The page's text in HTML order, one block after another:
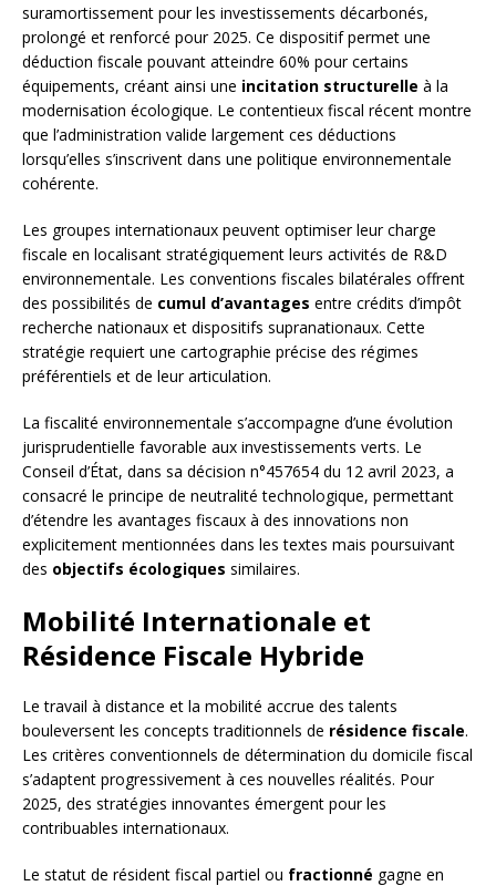
suramortissement pour les investissements décarbonés,
prolongé et renforcé pour 2025. Ce dispositif permet une
déduction fiscale pouvant atteindre 60% pour certains
équipements, créant ainsi une incitation structurelle à la
modernisation écologique. Le contentieux fiscal récent montre
que l’administration valide largement ces déductions
lorsqu’elles s’inscrivent dans une politique environnementale
cohérente.
Les groupes internationaux peuvent optimiser leur charge
fiscale en localisant stratégiquement leurs activités de R&D
environnementale. Les conventions fiscales bilatérales offrent
des possibilités de cumul d’avantages entre crédits d’impôt
recherche nationaux et dispositifs supranationaux. Cette
stratégie requiert une cartographie précise des régimes
préférentiels et de leur articulation.
La fiscalité environnementale s’accompagne d’une évolution
jurisprudentielle favorable aux investissements verts. Le
Conseil d’État, dans sa décision n°457654 du 12 avril 2023, a
consacré le principe de neutralité technologique, permettant
d’étendre les avantages fiscaux à des innovations non
explicitement mentionnées dans les textes mais poursuivant
des objectifs écologiques similaires.
Mobilité Internationale et
Résidence Fiscale Hybride
Le travail à distance et la mobilité accrue des talents
bouleversent les concepts traditionnels de résidence fiscale.
Les critères conventionnels de détermination du domicile fiscal
s’adaptent progressivement à ces nouvelles réalités. Pour
2025, des stratégies innovantes émergent pour les
contribuables internationaux.
Le statut de résident fiscal partiel ou fractionné gagne en